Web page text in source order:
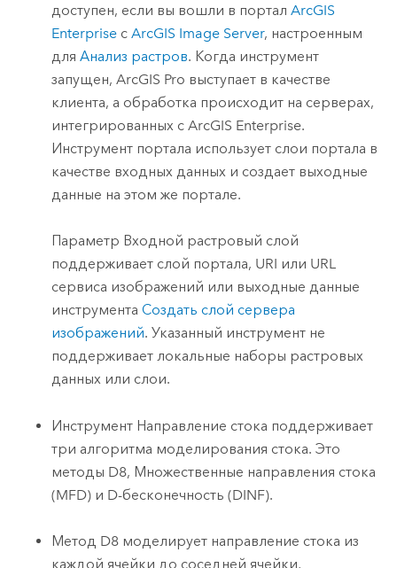
доступен, если вы вошли в порталArcGIS
Enterprise сArcGIS Image Server, настроенным
дляАнализ растров. Когда инструмент
запущен,ArcGIS Pro выступает в качестве
клиента, а обработка происходит на серверах,
интегрированных сArcGIS Enterprise.
Инструмент портала использует слои портала в
качестве входных данных и создает выходные
данные на этом же портале.
Параметр Входной растровый слой
поддерживает слой портала, URI или URL
сервиса изображений или выходные данные
инструментаСоздать слой сервера
изображений. Указанный инструмент не
поддерживает локальные наборы растровых
данных или слои.
Инструмент Направление стока поддерживает
три алгоритма моделирования стока. Это
методы D8, Множественные направления стока
(MFD) и D-бесконечность (DINF).
Метод D8 моделирует направление стока из
каждой ячейки до соседней ячейки,